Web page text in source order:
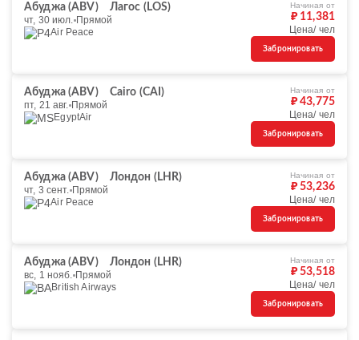
Абуджа (ABV)
Лагос (LOS)
чт, 30 июл. Прямой
Air Peace
Начиная от
₽ 11,381
Цена/ чел
Забронировать
Абуджа (ABV)
Cairo (CAI)
пт, 21 авг. Прямой
EgyptAir
Начиная от
₽ 43,775
Цена/ чел
Забронировать
Абуджа (ABV)
Лондон (LHR)
чт, 3 сент. Прямой
Air Peace
Начиная от
₽ 53,236
Цена/ чел
Забронировать
Абуджа (ABV)
Лондон (LHR)
вс, 1 нояб. Прямой
British Airways
Начиная от
₽ 53,518
Цена/ чел
Забронировать